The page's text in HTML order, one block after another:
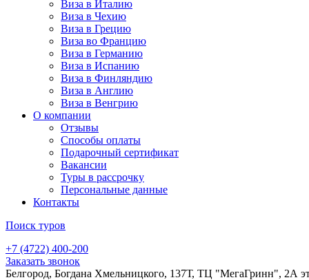
Виза в Италию
Виза в Чехию
Виза в Грецию
Виза во Францию
Виза в Германию
Виза в Испанию
Виза в Финляндию
Виза в Англию
Виза в Венгрию
О компании
Отзывы
Способы оплаты
Подарочный сертификат
Вакансии
Туры в рассрочку
Персональные данные
Контакты
Поиск туров
+7 (4722) 400-200
Заказать звонок
Белгород, Богдана Хмельницкого, 137Т, ТЦ "МегаГринн", 2А